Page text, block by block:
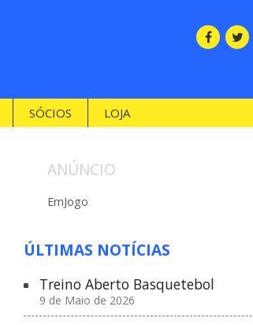
SÓCIOS LOJA
ANÚNCIO
EmJogo
ÚLTIMAS NOTÍCIAS
Treino Aberto Basquetebol
9 de Maio de 2026